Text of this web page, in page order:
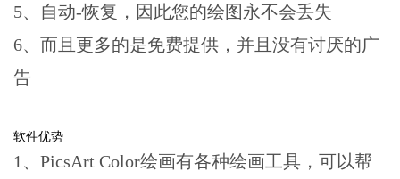
5、自动-恢复，因此您的绘图永不会丢失
6、而且更多的是免费提供，并且没有讨厌的广
告
软件优势
1、PicsArt Color绘画有各种绘画工具，可以帮